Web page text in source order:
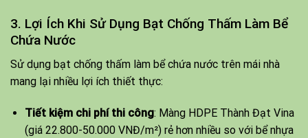
3. Lợi Ích Khi Sử Dụng Bạt Chống Thấm Làm Bể
Chứa Nước
Sử dụng bạt chống thấm làm bể chứa nước trên mái nhà
mang lại nhiều lợi ích thiết thực:
Tiết kiệm chi phí thi công: Màng HDPE Thành Đạt Vina
(giá 22.800-50.000 VNĐ/m²) rẻ hơn nhiều so với bể nhựa